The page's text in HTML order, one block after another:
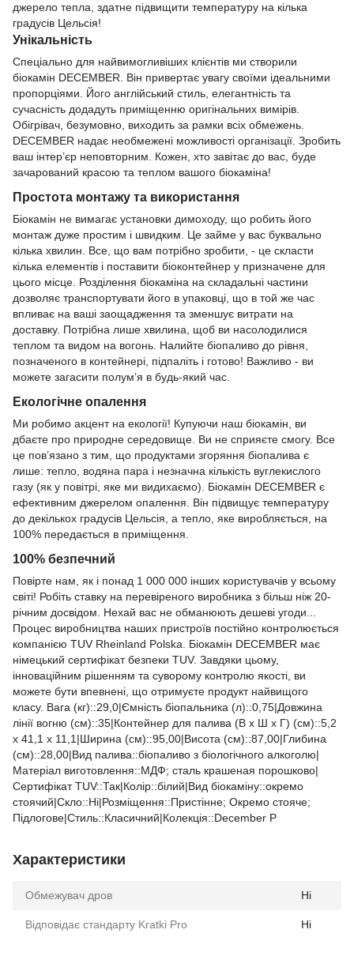
джерело тепла, здатне підвищити температуру на кілька
градусів Цельсія!
Унікальність
Спеціально для найвимогливіших клієнтів ми створили
біокамін DEСEMВER. Він привертає увагу своїми ідеальними
пропорціями. Його англійський стиль, елегантність та
сучасність додадуть приміщенню оригінальних вимірів.
Обігрівач, безумовно, виходить за рамки всіх обмежень.
DEСEMВER надає необмежені можливості організації. Зробить
ваш інтер’єр неповторним. Кожен, хто завітає до вас, буде
зачарований красою та теплом вашого біокаміна!
Простота монтажу та використання
Біокамін не вимагає установки димоходу, що робить його
монтаж дуже простим і швидким. Це займе у вас буквально
кілька хвилин. Все, що вам потрібно зробити, - це скласти
кілька елементів і поставити біоконтейнер у призначене для
цього місце. Розділення біокаміна на складальні частини
дозволяє транспортувати його в упаковці, що в той же час
впливає на ваші заощадження та зменшує витрати на
доставку. Потрібна лише хвилина, щоб ви насолодилися
теплом та видом на вогонь. Налийте біопаливо до рівня,
позначеного в контейнері, підпаліть і готово! Важливо - ви
можете загасити полум’я в будь-який час.
Екологічне опалення
Ми робимо акцент на екології! Купуючи наш біокамін, ви
дбаєте про природне середовище. Ви не сприяєте смогу. Все
це пов’язано з тим, що продуктами згоряння біопалива є
лише: тепло, водяна пара і незначна кількість вуглекислого
газу (як у повітрі, яке ми видихаємо). Біокамін DEСEMВER є
ефективним джерелом опалення. Він підвищує температуру
до декількох градусів Цельсія, а тепло, яке виробляється, на
100% передається в приміщення.
100% безпечний
Повірте нам, як і понад 1 000 000 інших користувачів у всьому
світі! Робіть ставку на перевіреного виробника з більш ніж 20-
річним досвідом. Нехай вас не обманюють дешеві угоди...
Процес виробництва наших пристроїв постійно контролюється
компанією TUV Rheinland Polska. Біокамін DEСEMВER має
німецький сертифікат безпеки TUV. Завдяки цьому,
інноваційним рішенням та суворому контролю якості, ви
можете бути впевнені, що отримуєте продукт найвищого
класу. Вага (кг)::29,0|Ємність біопальника (л)::0,75|Довжина
лінії вогню (см)::35|Контейнер для палива (В x Ш x Г) (см)::5,2
x 41,1 x 11,1|Ширина (см)::95,00|Висота (см)::87,00|Глибина
(см)::28,00|Вид палива::біопаливо з біологічного алкоголю|
Матеріал виготовлення::МДФ; сталь крашеная порошково|
Сертифікат TUV::Так|Колір::білий|Вид біокаміну::окремо
стоячий|Скло::Ні|Розміщення::Пристінне; Окремо стояче;
Підлогове|Стиль::Класичний|Колекція::December P
Характеристики
Обмежувач дров Ні
Відповідає стандарту Kratki Pro Ні